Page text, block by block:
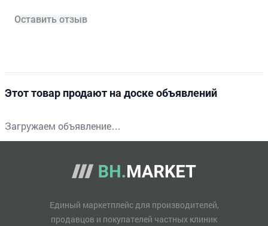
Оставить отзыв
Этот товар продают на доске объявлений
Загружаем объявление…
Единый маркетплейс для производителей,
продавцов и покупателей частных клиник